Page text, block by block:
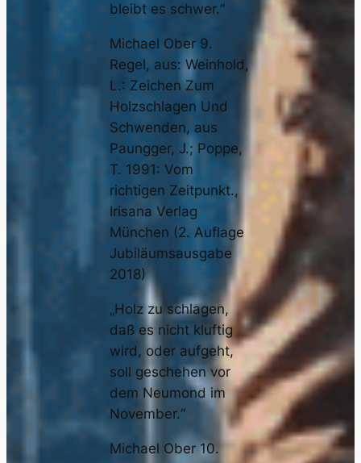
bleibt es schwer.“
Michael Ober 9.
Regel, aus: Weinhold,
L.: Zeichen Zum
Holzschlagen Und
Schwenden, aus
Paungger, J.; Poppe,
T. 1991: Vom
richtigen Zeitpunkt.,
Irisana Verlag
München (2. Auflage
Jubiläumsausgabe
2018)
„Holz zu schlagen,
daß es nicht kluftig
wird, oder aufgeht,
soll geschehen vor
dem Neumond im
November.“
Michael Ober 10.